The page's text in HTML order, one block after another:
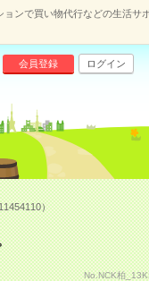
ンで買い物代行などの生活サ
会員登録 ログイン
）
No.NCK柏